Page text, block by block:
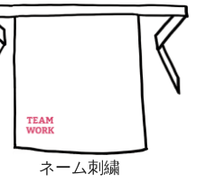
ネーム刺繍